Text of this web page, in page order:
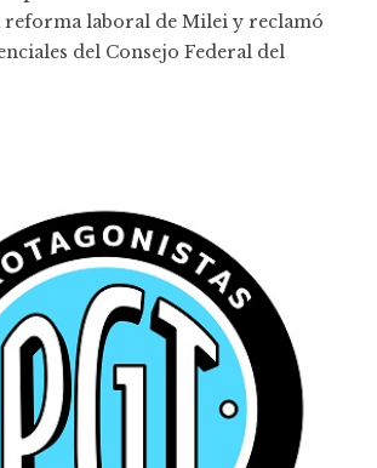
laboral de Milei y reclamó
del Consejo Federal del